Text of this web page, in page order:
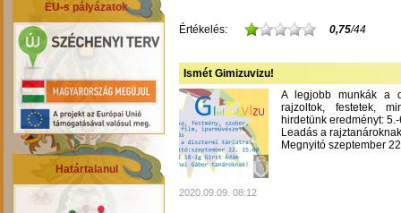
EU-s pályázatok
Határtalanul
Értékelés: 0,75/44
Ismét Gimizuvizu!
A legjobb munkák a
rajzoltok, festetek,
hirdetünk eredményt:
Leadás a
Megnyitó szeptember
2020.09.09. 08:12